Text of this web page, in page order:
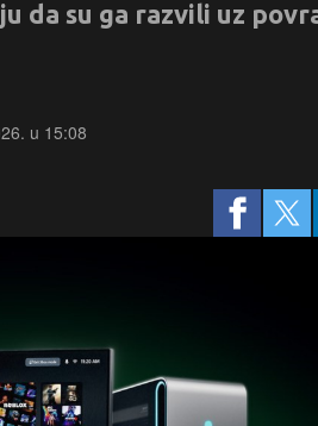
da su ga razvili uz
u 15:08